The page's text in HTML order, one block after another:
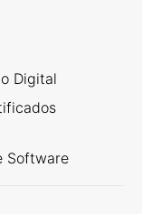
Digital
Software